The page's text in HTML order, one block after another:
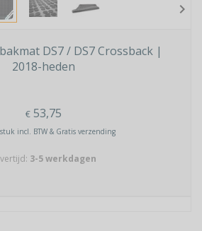
chevron_right
DS7 / DS7 Crossback |
2018-heden
€53,75
incl. BTW & Gratis verzending
3-5 werkdagen